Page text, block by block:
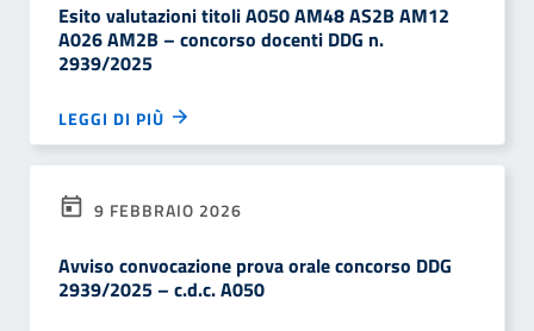
Esito valutazioni titoli A050 AM48 AS2B AM12
A026 AM2B – concorso docenti DDG n.
2939/2025
LEGGI DI PIÙ
9 FEBBRAIO 2026
Avviso convocazione prova orale concorso DDG
2939/2025 – c.d.c. A050